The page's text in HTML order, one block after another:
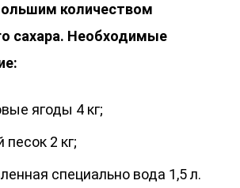
количеством
сахара. Необходимые
ягоды 4 кг;
2 кг;
специально вода 1,5 л.